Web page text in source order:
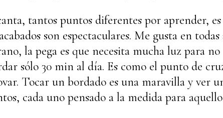
tantos puntos diferentes por aprender,
son espectaculares. Me gusta en
la pega es que necesita mucha luz para no
sólo 30 min al día. Es como el punto de
Tocar un bordado es una maravilla y ver
cada uno pensado a la medida para